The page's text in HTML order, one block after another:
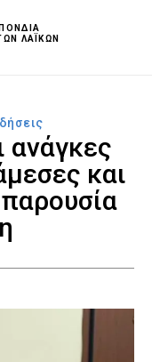
ΛΑΪΚΩΝ
ανάγκες
και